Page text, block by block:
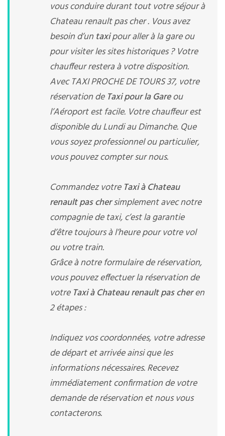
vous conduire durant tout votre séjour à
Chateau renault pas cher . Vous avez
besoin d’un taxipour aller à la gare ou
pour visiter les sites historiques ? Votre
chauffeur restera à votre disposition.
Avec TAXI PROCHE DE TOURS 37, votre
réservation de Taxi pour la Gareou
l’Aéroport est facile. Votre chauffeur est
disponible du Lundi au Dimanche. Que
vous soyez professionnel ou particulier,
vous pouvez compter sur nous.
Commandez votre Taxi à Chateau
renault pas chersimplement avec notre
compagnie de taxi, c’est la garantie
d’être toujours à l’heure pour votre vol
ou votre train.
Grâce à notre formulaire de réservation,
vous pouvez effectuer la réservation de
votre Taxi à Chateau renault pas cheren
2 étapes :
Indiquez vos coordonnées, votre adresse
de départ et arrivée ainsi que les
informations nécessaires. Recevez
immédiatement confirmation de votre
demande de réservation et nous vous
contacterons.